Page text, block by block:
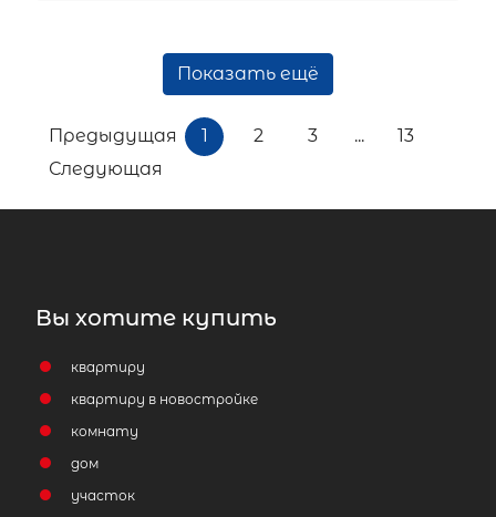
Показать ещё
Предыдущая 1 2 3 ...
13
Следующая
Вы хотите купить
квартиру
квартиру в новостройке
комнату
дом
участок